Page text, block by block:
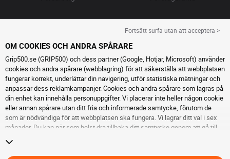
Fortsätt surfa utan att acceptera >
OM COOKIES OCH ANDRA SPÅRARE
Grip500.se (GRIP500) och dess partner (Google, Hotjar, Microsoft) använder
cookies och andra spårare (webblagring) för att säkerställa att webbplatsen
fungerar korrekt, underlättar din navigering, utför statistiska mätningar och
anpassar dess reklamkampanjer. Cookies och andra spårare som lagras på
din enhet kan innehålla personuppgifter. Vi placerar inte heller någon cookie
eller annan spårare utan ditt fria och informerade samtycke, förutom de
som är nödvändiga för att webbplatsen ska fungera. Vi lagrar ditt val i sex
månader. Du kan när som helst dra tillbaka ditt samtycke genom att gå till
acceptera cookies eller andra spårare. Vägran hindrar inte tillgång till
tjänsterna GRIP500. För ytterligare information hänvisar vi tillsidan för